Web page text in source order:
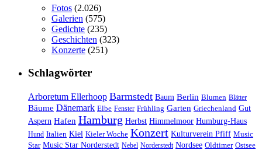
Fotos (2.026)
Galerien (575)
Gedichte (235)
Geschichten (323)
Konzerte (251)
Schlagwörter
Arboretum Ellerhoop Barmstedt Baum Berlin Blumen Blätter
Bäume Dänemark Elbe Fenster Frühling Garten Griechenland Gut
Aspern Hafen Hamburg Herbst Himmelmoor Humburg-Haus
Hund Italien Kiel Kieler Woche Konzert Kulturverein Pfiff Music
Star Music Star Norderstedt Nebel Norderstedt Nordsee Oldtimer Ostsee